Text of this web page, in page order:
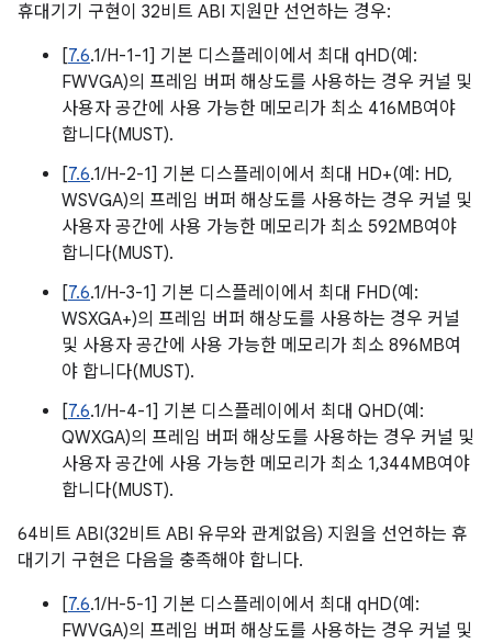
휴대기기 구현이 32비트 ABI 지원만 선언하는 경우:
[7.6.1/H-1-1] 기본 디스플레이에서 최대 qHD(예:
FWVGA)의 프레임 버퍼 해상도를 사용하는 경우 커널 및
사용자 공간에 사용 가능한 메모리가 최소 416MB여야
합니다(MUST).
[7.6.1/H-2-1] 기본 디스플레이에서 최대 HD+(예: HD,
WSVGA)의 프레임 버퍼 해상도를 사용하는 경우 커널 및
사용자 공간에 사용 가능한 메모리가 최소 592MB여야
합니다(MUST).
[7.6.1/H-3-1] 기본 디스플레이에서 최대 FHD(예:
WSXGA+)의 프레임 버퍼 해상도를 사용하는 경우 커널
및 사용자 공간에 사용 가능한 메모리가 최소 896MB여
야 합니다(MUST).
[7.6.1/H-4-1] 기본 디스플레이에서 최대 QHD(예:
QWXGA)의 프레임 버퍼 해상도를 사용하는 경우 커널 및
사용자 공간에 사용 가능한 메모리가 최소 1,344MB여야
합니다(MUST).
64비트 ABI(32비트 ABI 유무와 관계없음) 지원을 선언하는 휴
대기기 구현은 다음을 충족해야 합니다.
[7.6.1/H-5-1] 기본 디스플레이에서 최대 qHD(예:
FWVGA)의 프레임 버퍼 해상도를 사용하는 경우 커널 및